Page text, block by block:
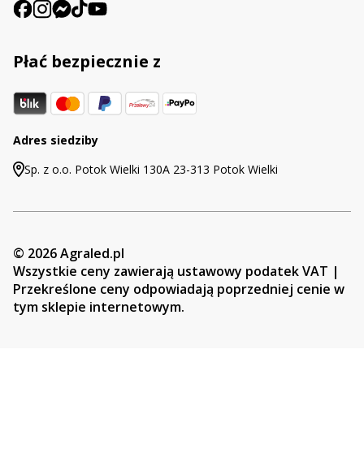
Płać bezpiecznie z
Adres siedziby
Sp. z o.o. Potok Wielki 130A 23-313 Potok Wielki
© 2026 Agraled.pl
Wszystkie ceny zawierają ustawowy podatek VAT |
Przekreślone ceny odpowiadają poprzedniej cenie w
tym sklepie internetowym.